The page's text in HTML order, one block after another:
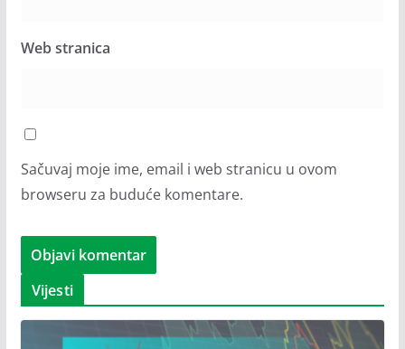
Web stranica
Sačuvaj moje ime, email i web stranicu u ovom
browseru za buduće komentare.
Vijesti